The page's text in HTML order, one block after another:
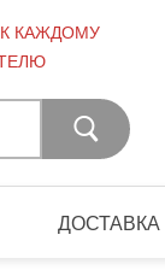
КАЖДОМУ